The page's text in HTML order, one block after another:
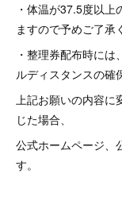
・体温が37.5度以
ますので予めご了承
・整理券配布時に
ルディスタンスの確
上記お願いの内容に
じた場合、
公式ホームページ、
す。